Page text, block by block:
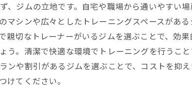
方
終チェック
めるためのジム選びガイド
ためのジム選びの重要性
健康に与える影響
ジムの立地です。自宅や職場から通いやすい
シンや広々としたトレーニングスペースがあ
切なトレーナーがいるジムを選ぶことで、効
。清潔で快適な環境でトレーニングを行うこと
や割引があるジムを選ぶことで、コストを抑
てください。